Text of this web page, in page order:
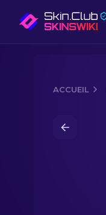
ACCUEIL